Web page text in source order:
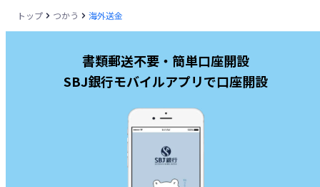
トップ つかう 海外送金
書類郵送不要・簡単口座開設
SBJ銀行モバイルアプリで口座開設